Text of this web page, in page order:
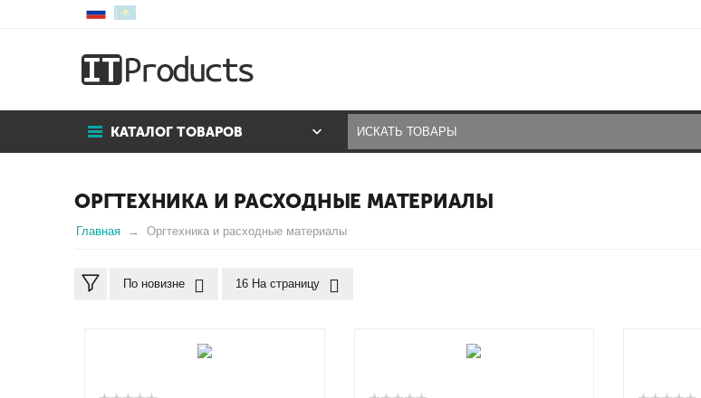
КАТАЛОГ ТОВАРОВ
ОРГТЕХНИКА И РАСХОДНЫЕ МАТЕРИАЛЫ
Главная Оргтехника и расходные материалы
По новизне 16 На страницу